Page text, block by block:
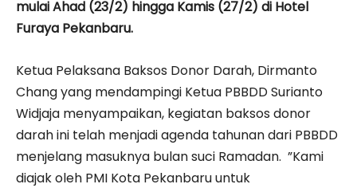
mulai Ahad (23/2) hingga Kamis (27/2) di Hotel
Furaya Pekanbaru.
Ketua Pelaksana Baksos Donor Darah, Dirmanto
Chang yang mendampingi Ketua PBBDD Surianto
Widjaja menyampaikan, kegiatan baksos donor
darah ini telah menjadi agenda tahunan dari PBBDD
menjelang masuknya bulan suci Ramadan. ”Kami
diajak oleh PMI Kota Pekanbaru untuk